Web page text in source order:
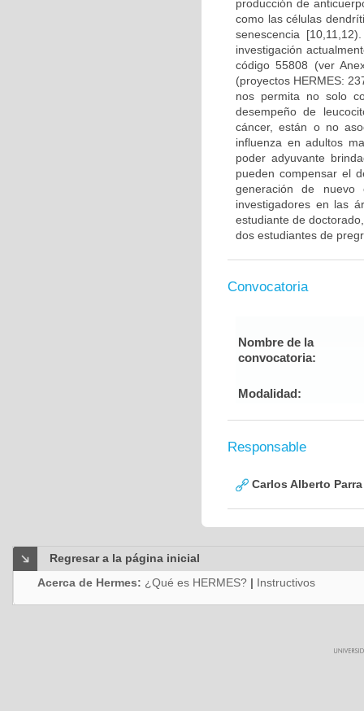
producción de
como las células
senescencia
investigación
código 55808 (ver
(proyectos HERMES:
nos permita no solo
desempeño de
cáncer, están o no
influenza en adultos
poder adyuvante
pueden compensar el
generación de nuevo
investigadores en las
estudiante de
dos estudiantes de
Convocatoria
Nombre de la
convocatoria:
Modalidad:
Responsable
Carlos Alberto
Regresar a la página inicial
Acerca de Hermes: ¿Qué es HERMES? | Instructivos